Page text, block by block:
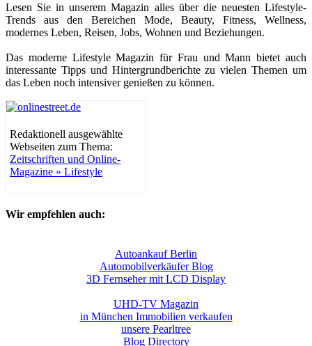
Lesen Sie in unserem Magazin alles über die neuesten Lifestyle-
Trends aus den Bereichen Mode, Beauty, Fitness, Wellness,
modernes Leben, Reisen, Jobs, Wohnen und Beziehungen.
Das moderne Lifestyle Magazin für Frau und Mann bietet auch
interessante Tipps und Hintergrundberichte zu vielen Themen um
das Leben noch intensiver genießen zu können.
Redaktionell ausgewählte
Webseiten zum Thema:
Zeitschriften und Online-
Magazine » Lifestyle
Wir empfehlen auch:
Autoankauf Berlin
Automobilverkäufer Blog
3D Fernseher mit LCD Display
UHD-TV Magazin
in München Immobilien verkaufen
unsere Pearltree
Blog Directory